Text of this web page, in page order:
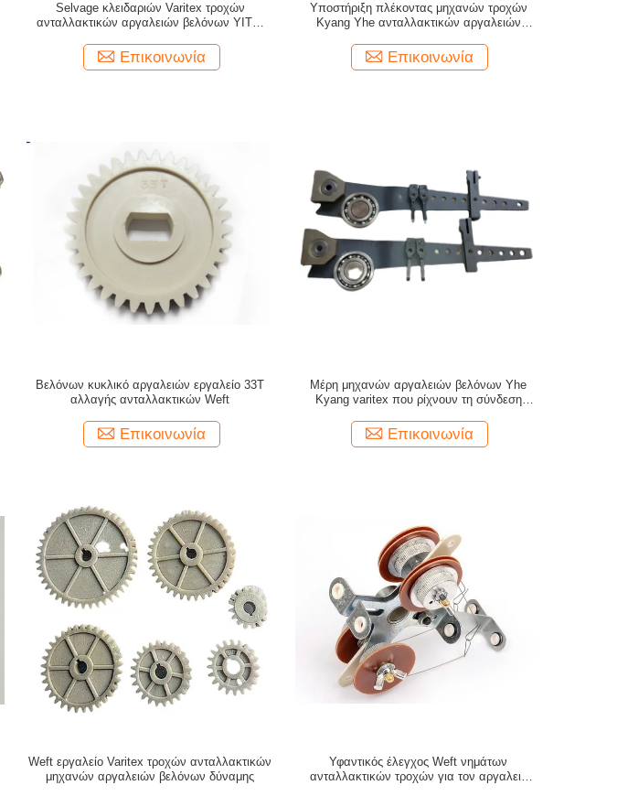
Selvage κλειδαριών Varitex τροχών
ανταλλακτικών αργαλειών βελόνων YITAI
Επικοινωνία
Υποστήριξη πλέκοντας μηχανών τροχών
Kyang Yhe ανταλλακτικών αργαλειών
Επικοινωνία
Βελόνων κυκλικό αργαλειών εργαλείο 33T
αλλαγής ανταλλακτικών Weft
Επικοινωνία
Μέρη μηχανών αργαλειών βελόνων Yhe
Kyang varitex που ρίχνουν τη σύνδεση
Επικοινωνία
Weft εργαλείο Varitex τροχών ανταλλακτικών
μηχανών αργαλειών βελόνων δύναμης
Υφαντικός έλεγχος Weft νημάτων
ανταλλακτικών τροχών για τον αργαλειό